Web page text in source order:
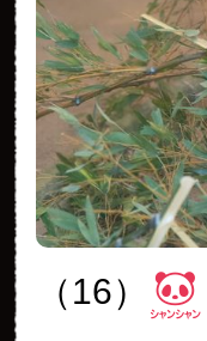
（16）